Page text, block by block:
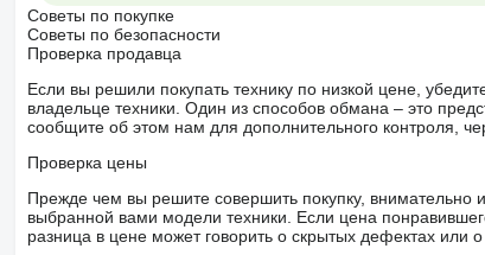
Советы по покупке
Советы по безопасности
Проверка продавца
Если вы решили покупать технику по низкой цене,
владельце техники. Один из способов обмана – это
сообщите об этом нам для дополнительного контроля,
Проверка цены
Прежде чем вы решите совершить покупку, внимательно
выбранной вами модели техники. Если цена
разница в цене может говорить о скрытых дефектах или